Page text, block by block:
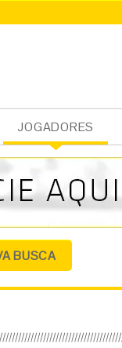
JOGADORES
cia
l
BUSCA